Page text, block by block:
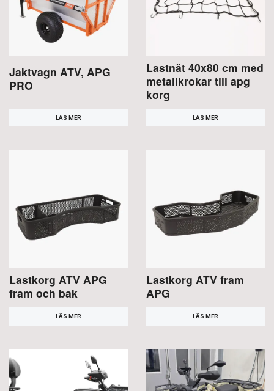
Jaktvagn ATV, APG
PRO
LÄS MER
Lastnät 40x80 cm med
metallkrokar till apg
korg
LÄS MER
Lastkorg ATV APG
fram och bak
LÄS MER
Lastkorg ATV fram
APG
LÄS MER